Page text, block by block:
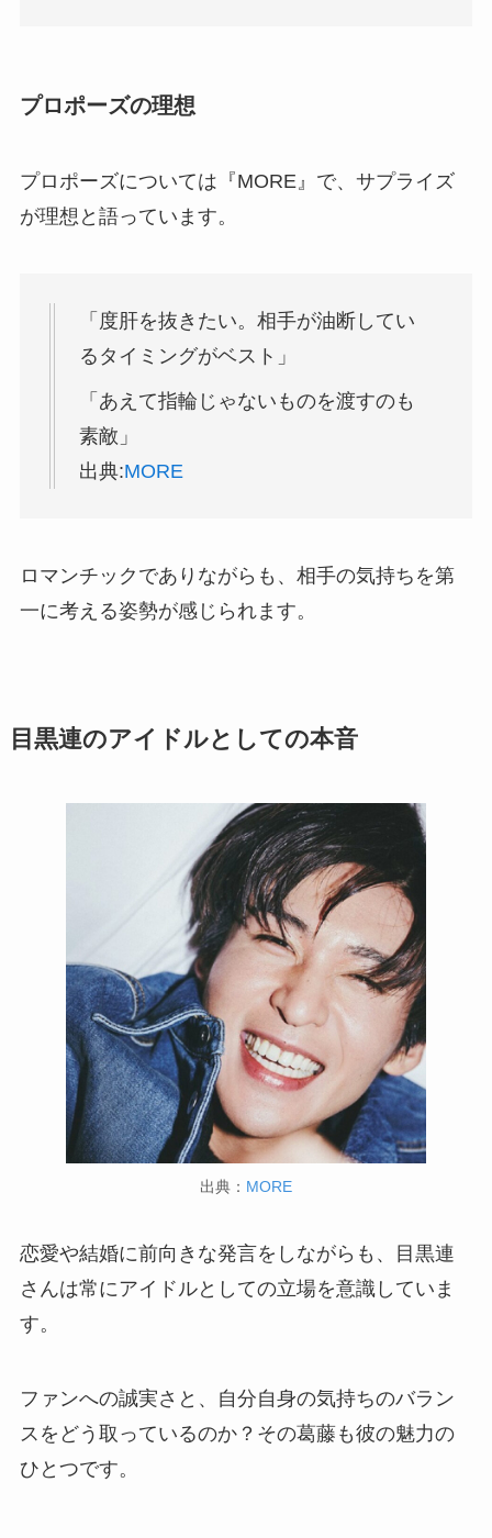
プロポーズの理想
プロポーズについては『MORE』で、サプライズ
が理想と語っています。
「度肝を抜きたい。相手が油断してい
るタイミングがベスト」
「あえて指輪じゃないものを渡すのも
素敵」
出典:MORE
ロマンチックでありながらも、相手の気持ちを第
一に考える姿勢が感じられます。
目黒連のアイドルとしての本音
出典： MORE
恋愛や結婚に前向きな発言をしながらも、目黒連
さんは常にアイドルとしての立場を意識していま
す。
ファンへの誠実さと、自分自身の気持ちのバラン
スをどう取っているのか？その葛藤も彼の魅力の
ひとつです。